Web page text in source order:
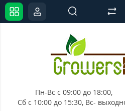
Пн-Вс с 09:00 до 18:00,
Сб с 10:00 до 15:30, Вс-